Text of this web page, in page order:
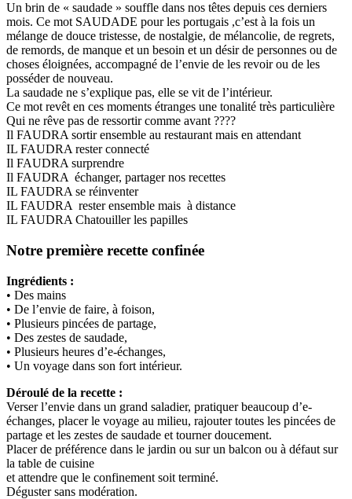
Un brin de « saudade » souffle dans nos têtes depuis ces derniers
mois. Ce mot SAUDADE pour les portugais ,c’est à la fois un
mélange de douce tristesse, de nostalgie, de mélancolie, de regrets,
de remords, de manque et un besoin et un désir de personnes ou de
choses éloignées, accompagné de l’envie de les revoir ou de les
posséder de nouveau.
La saudade ne s’explique pas, elle se vit de l’intérieur.
Ce mot revêt en ces moments étranges une tonalité très particulière
Qui ne rêve pas de ressortir comme avant ????
Il FAUDRA sortir ensemble au restaurant mais en attendant
IL FAUDRA rester connecté
Il FAUDRA surprendre
Il FAUDRA échanger, partager nos recettes
IL FAUDRA se réinventer
IL FAUDRA rester ensemble mais à distance
IL FAUDRA Chatouiller les papilles
Notre première recette confinée
Ingrédients :
• Des mains
• De l’envie de faire, à foison,
• Plusieurs pincées de partage,
• Des zestes de saudade,
• Plusieurs heures d’e-échanges,
• Un voyage dans son fort intérieur.
Déroulé de la recette :
Verser l’envie dans un grand saladier, pratiquer beaucoup d’e-
échanges, placer le voyage au milieu, rajouter toutes les pincées de
partage et les zestes de saudade et tourner doucement.
Placer de préférence dans le jardin ou sur un balcon ou à défaut sur
la table de cuisine
et attendre que le confinement soit terminé.
Déguster sans modération.